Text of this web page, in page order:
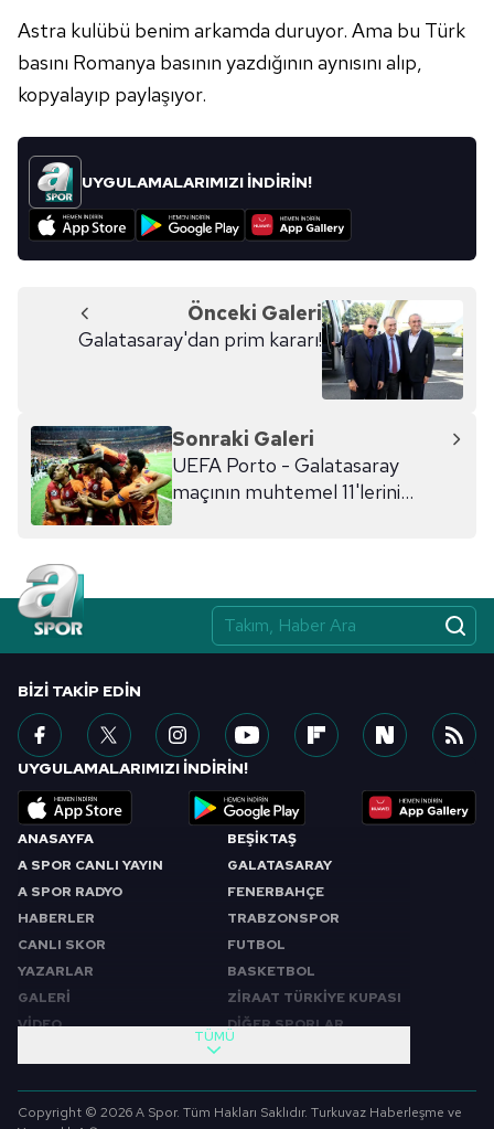
Astra kulübü benim arkamda duruyor. Ama bu Türk
basını Romanya basının yazdığının aynısını alıp,
kopyalayıp paylaşıyor.
UYGULAMALARIMIZI İNDİRİN!
Önceki Galeri
Galatasaray'dan prim kararı!
Sonraki Galeri
UEFA Porto - Galatasaray
maçının muhtemel 11'lerini
ANASAYFA
A SPOR CANLI YAYIN
A SPOR RADYO
HABERLER
CANLI SKOR
YAZARLAR
GALERİ
VİDEO
BEŞİKTAŞ
GALATASARAY
FENERBAHÇE
TRABZONSPOR
FUTBOL
BASKETBOL
ZİRAAT TÜRKİYE KUPASI
DİĞER SPORLAR
SABAH SPORU
FUTBOL
TÜMÜ
BIZI TAKIP EDIN
UYGULAMALARIMIZI İNDİRİN!
Copyright © 2026 A Spor. Tüm Hakları Saklıdır. Turkuvaz Haberleşme ve